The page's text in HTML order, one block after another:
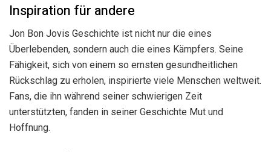
Inspiration für andere
Jon Bon Jovis Geschichte ist nicht nur die eines
Überlebenden, sondern auch die eines Kämpfers. Seine
Fähigkeit, sich von einem so ernsten gesundheitlichen
Rückschlag zu erholen, inspirierte viele Menschen weltweit.
Fans, die ihn während seiner schwierigen Zeit
unterstützten, fanden in seiner Geschichte Mut und
Hoffnung.